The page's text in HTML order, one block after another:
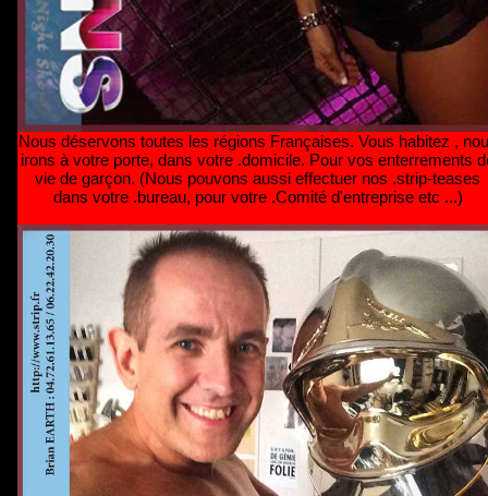
Nous déservons toutes les régions Françaises. Vous habitez ,
irons à votre porte, dans votre .domicile. Pour vos enterrements
vie de garçon. (Nous pouvons aussi effectuer nos .strip-teases
dans votre .bureau, pour votre .Comité d'entreprise etc ...)